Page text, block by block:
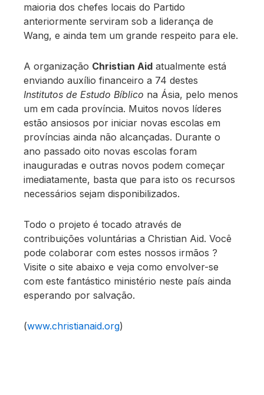
maioria dos chefes locais do Partido
anteriormente serviram sob a liderança de
Wang, e ainda tem um grande respeito para ele.
A organização Christian Aid atualmente está
enviando auxílio financeiro a 74 destes
Institutos de Estudo Bíblico na Ásia, pelo menos
um em cada província. Muitos novos líderes
estão ansiosos por iniciar novas escolas em
províncias ainda não alcançadas. Durante o
ano passado oito novas escolas foram
inauguradas e outras novos podem começar
imediatamente, basta que para isto os recursos
necessários sejam disponibilizados.
Todo o projeto é tocado através de
contribuições voluntárias a Christian Aid. Você
pode colaborar com estes nossos irmãos ?
Visite o site abaixo e veja como envolver-se
com este fantástico ministério neste país ainda
esperando por salvação.
(www.christianaid.org)